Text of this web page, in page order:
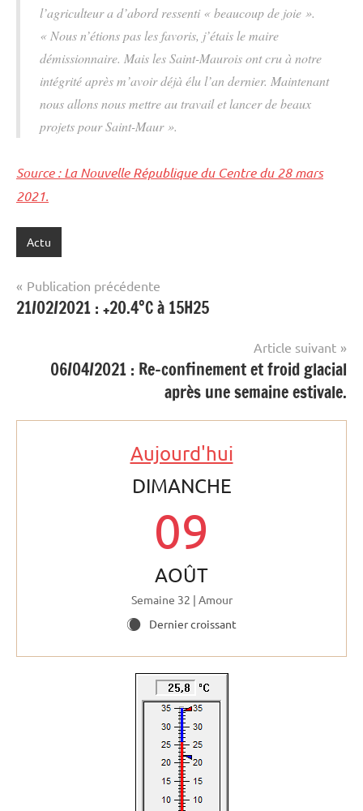
l’agriculteur a d’abord ressenti « beaucoup de joie ».
« Nous n’étions pas les favoris, j’étais le maire
démissionnaire. Mais les Saint-Maurois ont cru à notre
intégrité après m’avoir déjà élu l’an dernier. Maintenant
nous allons nous mettre au travail et lancer de beaux
projets pour Saint-Maur ».
Source : La Nouvelle République du Centre du 28 mars
2021.
Actu
Navigation
de
Publication précédente
21/02/2021 : +20.4°C à 15H25
Article suivant
06/04/2021 : Re-confinement et froid glacial
après une semaine estivale.
Aujourd'hui
DIMANCHE
09
AOÛT
Semaine 32 | Amour
X
Dernier croissant